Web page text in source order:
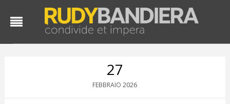
27
FEBBRAIO 2026